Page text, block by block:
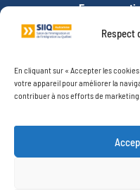
Respect
En cliquant sur « Accepter les
votre appareil pour améliorer la
contribuer à nos efforts de marketing.
Espace
Espace
Espace
Offres d’emploi
Foire aux
Entrevues
Organisez